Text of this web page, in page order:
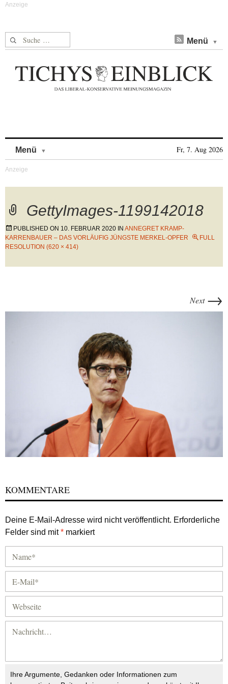
Suche nach: Menü
Menü Fr, 7. Aug 2026
GettyImages-1199142018
PUBLISHED ON 10. FEBRUAR 2020 IN ANNEGRET KRAMP-
KARRENBAUER – DAS VORLÄUFIG JÜNGSTE MERKEL-OPFER
FULL
RESOLUTION (620 × 414)
Next →
KOMMENTARE
Deine E-Mail-Adresse wird nicht veröffentlicht. Erforderliche
Felder sind mit* markiert
Ihre Argumente, Gedanken oder Informationen zum